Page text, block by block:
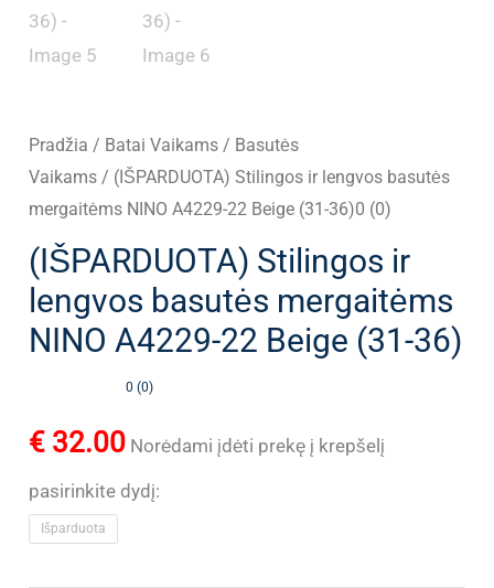
Pradžia / Batai Vaikams / Basutės
Vaikams / (IŠPARDUOTA) Stilingos ir lengvos basutės
mergaitėms NINO A4229-22 Beige (31-36)0 (0)
(IŠPARDUOTA) Stilingos ir
lengvos basutės mergaitėms
NINO A4229-22 Beige (31-36)
0 (0)
€ 32.00 Norėdami įdėti prekę į krepšelį
pasirinkite dydį:
Išparduota